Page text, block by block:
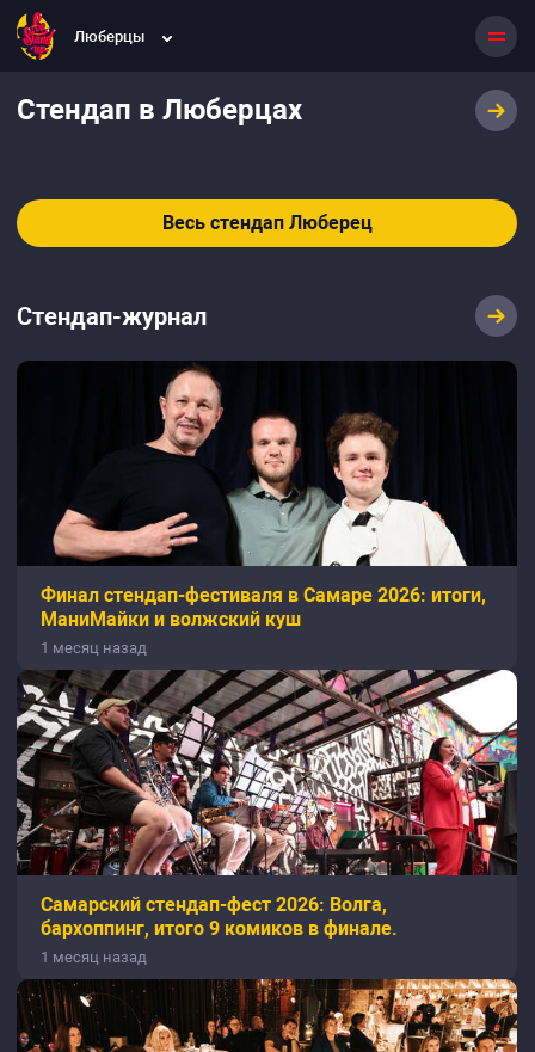
Люберцы
Стендап в Люберцах
Весь стендап Люберец
Стендап-журнал
Финал стендап-фестиваля в Самаре 2026: итоги,
МаниМайки и волжский куш
1 месяц назад
Самарский стендап-фест 2026: Волга,
бархоппинг, итого 9 комиков в финале.
1 месяц назад